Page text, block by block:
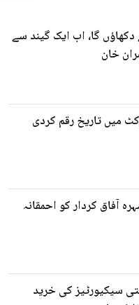
گا، اب ایک گیند سے
میں تاریخ رقم کردی
آفاق کردار کو احمقانہ
سیکیورٹیز کی خرید